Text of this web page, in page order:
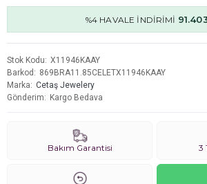
%4 HAVALE İNDİRİMİ
Stok Kodu
X11946KAAY
Barkod
869BRA11.85CELETX11946KAAY
Marka
Cetaş Jewelery
Gönderim
Kargo Bedava
Bakım Garantisi 3